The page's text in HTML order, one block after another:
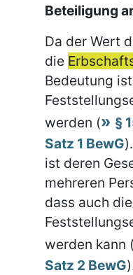
Beteiligung
Da der Wert
die
Bedeutung
werden (
§
Satz 1 BewG
ist deren
mehreren
dass auch
werden kann (
Satz 2 BewG